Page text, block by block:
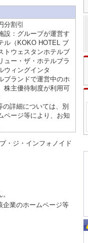
分割引
設：グループが運営す
ル（KOKO HOTEL ブ
トウェスタンホテルブ
ュー・ザ・ホテルブラ
ウィングインタ
ブランドで運営中のホ
株主優待制度が利用可
詳細については、別
ページ等により、お知
・ジ・インフォノイド
企業のホームページ等